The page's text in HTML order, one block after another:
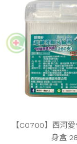
【C0700】西河
身盒